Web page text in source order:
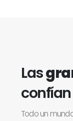
Las
Todo un